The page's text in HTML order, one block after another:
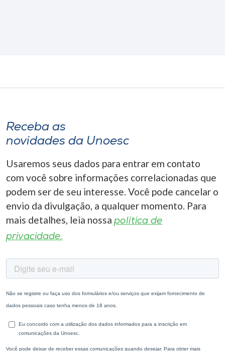
Receba as
novidades da Unoesc
Usaremos seus dados para entrar em contato
com você sobre informações correlacionadas que
podem ser de seu interesse. Você pode cancelar o
envio da divulgação, a qualquer momento. Para
mais detalhes, leia nossa política de
privacidade.